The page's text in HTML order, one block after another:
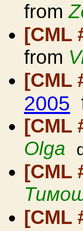
from
[CML
from
[CML
2005
[CML
Olga
[CML
[CML